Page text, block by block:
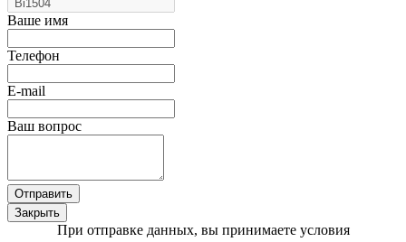
Ваше имя
Телефон
E-mail
Ваш вопрос
Отправить
Закрыть
При отправке данных, вы принимаете условия